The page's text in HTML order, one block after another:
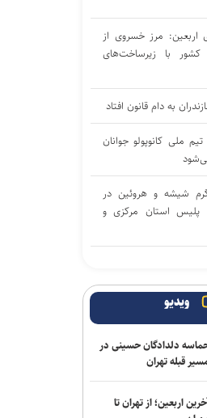
اربعین: مرز خسروی از
کشور با زیرساخت‌های
به دام قانون افتاد
ملی کانوپولو جوانان
کیلوگرم شیشه و هروئین در
پلیس استان مرکزی و
بین‌المللی اروپا را بر
هامپوئیل مراغه با
ویدیو
دلدادگان حسینی در
قبله تهران
اربعین؛ از تهران تا